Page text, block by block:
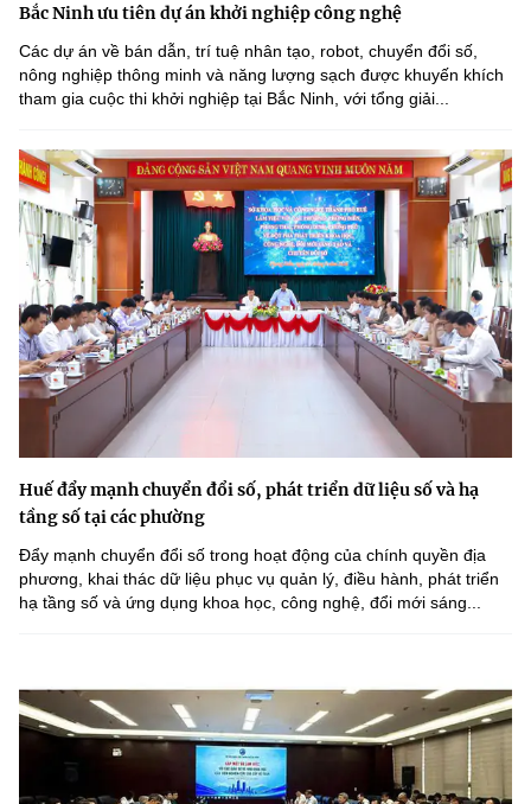
Bắc Ninh ưu tiên dự án khởi nghiệp công nghệ
Các dự án về bán dẫn, trí tuệ nhân tạo, robot, chuyển đổi số,
nông nghiệp thông minh và năng lượng sạch được khuyến khích
tham gia cuộc thi khởi nghiệp tại Bắc Ninh, với tổng giải...
Huế đẩy mạnh chuyển đổi số, phát triển dữ liệu số và hạ
tầng số tại các phường
Đẩy mạnh chuyển đổi số trong hoạt động của chính quyền địa
phương, khai thác dữ liệu phục vụ quản lý, điều hành, phát triển
hạ tầng số và ứng dụng khoa học, công nghệ, đổi mới sáng...